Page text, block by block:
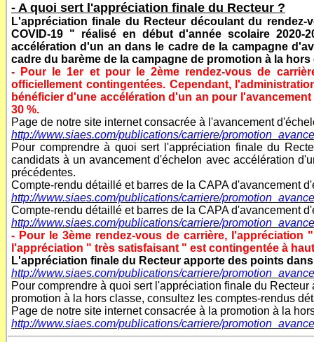
- A quoi sert l'appréciation finale du Recteur ?
L'appréciation finale du Recteur découlant du
COVID-19 " réalisé en début d'année scolaire
accélération d'un an dans le cadre de la campagne
cadre du barème de la campagne de promotion à la
- Pour le 1er et pour le 2ème rendez-vous de
officiellement contingentées. Cependant,
bénéficier d'une accélération d'un an pour
30 %.
Page de notre site internet consacrée à l'avancement
http://www.siaes.com/publications/carriere/
Pour comprendre à quoi sert l'appréciation finale du
candidats à un avancement d'échelon avec accélération
précédentes.
Compte-rendu détaillé et barres de la CAPA d'avancement
http://www.siaes.com/publications/carriere/
Compte-rendu détaillé et barres de la CAPA d'avancement
http://www.siaes.com/publications/carriere/
- Pour le 3ème rendez-vous de carrière,
l'appréciation " très satisfaisant " est contingentée à
L'appréciation finale du Recteur apporte des points
http://www.siaes.com/publications/carriere/
Pour comprendre à quoi sert l'appréciation finale du
promotion à la hors classe, consultez les comptes-rendus
Page de notre site internet consacrée à la promotion à la
http://www.siaes.com/publications/carriere/